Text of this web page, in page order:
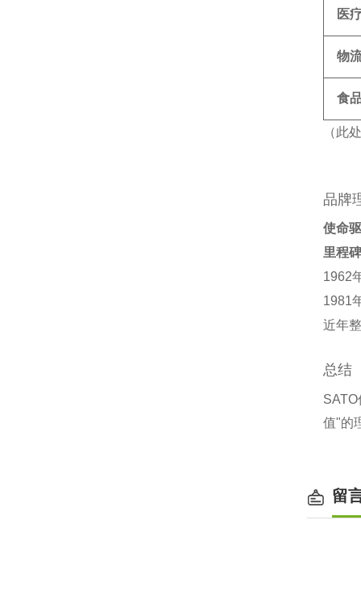
医
物
食
（此
品牌
使命
里程
1962
1981
近年
总结
值"的
留